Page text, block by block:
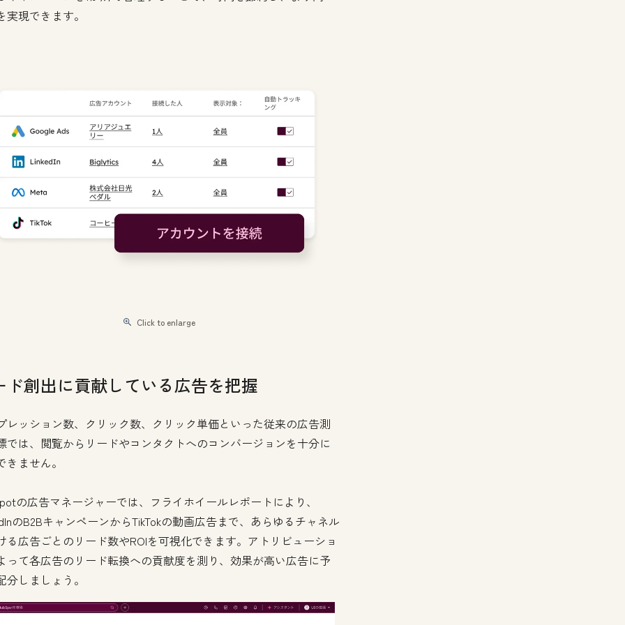
実現できます。
Click to enlarge
ド創出に貢献している広告を把握
レッション数、クリック数、クリック単価といった従来の広告測
では、閲覧からリードやコンタクトへのコンバージョンを十分に
きません。
の広告マネージャーでは、フライホイールレポートにより、
のB2BキャンペーンからTikTokの動画広告まで、あらゆるチャネル
る広告ごとのリード数やROIを可視化できます。アトリビューショ
って各広告のリード転換への貢献度を測り、効果が高い広告に予
分しましょう。